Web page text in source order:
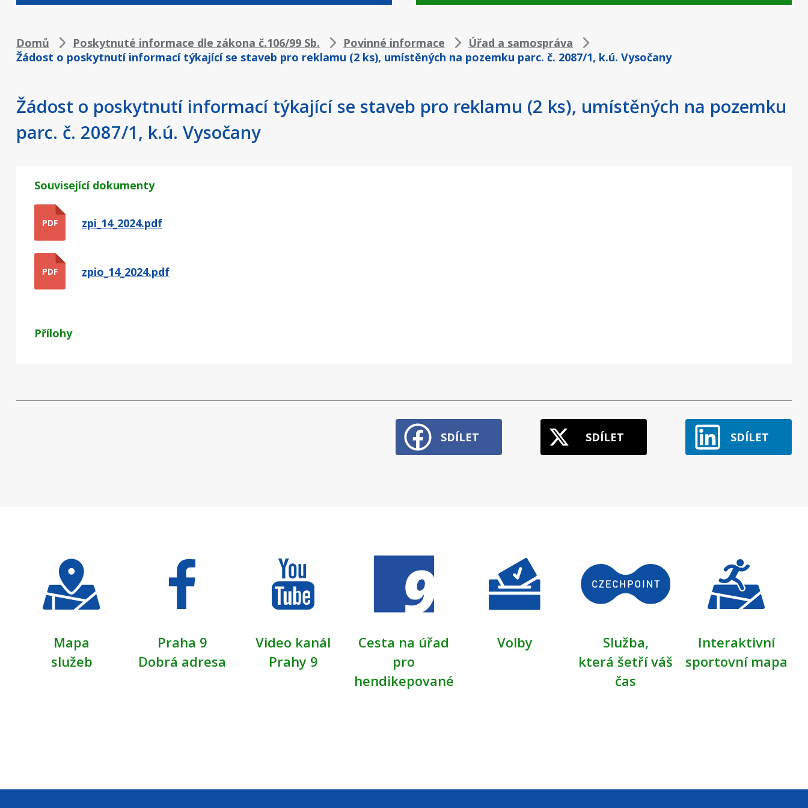
Drobečková
navigace
Domů Poskytnuté informace dle zákona č.106/99 Sb. Povinné informace
Úřad a samospráva
Žádost o poskytnutí informací týkající se staveb pro reklamu (2 ks), umístěných na pozemku parc. č. 2087/1, k.ú. Vysočany
Žádost o poskytnutí informací týkající se staveb pro reklamu (2 ks), umístěných na pozemku
parc. č. 2087/1, k.ú. Vysočany
Související dokumenty
PDF zpi_14_2024.pdf
PDF zpio_14_2024.pdf
Přílohy
SDÍLET SDÍLET SDÍLET
Mapa
služeb
Praha 9
Dobrá adresa
Video kanál
Prahy 9
Cesta na úřad
pro
hendikepované
Volby
Služba,
která šetří váš
čas
Interaktivní
sportovní mapa